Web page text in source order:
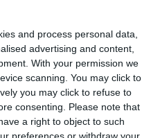
and process personal data,
advertising and content,
With your permission we
scanning. You may click to
you may click to refuse to
consenting.
Please note that
a right to object to such
preferences or withdraw your